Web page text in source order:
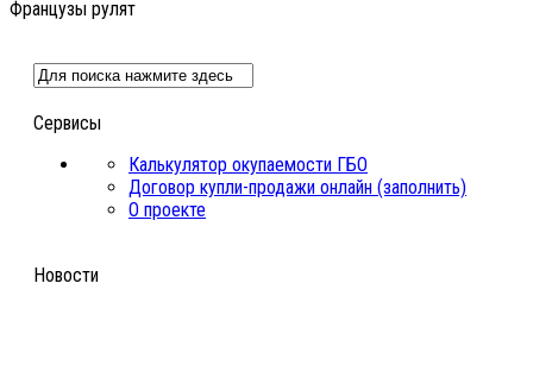
Французы рулят
Сервисы
Калькулятор окупаемости ГБО
Договор купли-продажи онлайн (заполнить)
О проекте
Новости